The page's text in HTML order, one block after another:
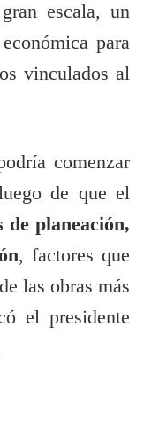
escala, un
para
vinculados al
comenzar
de que el
de planeación,
, factores que
las obras más
el presidente